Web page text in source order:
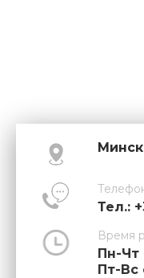
Тел.:
Время
Пн-Чт
Пт-Вс